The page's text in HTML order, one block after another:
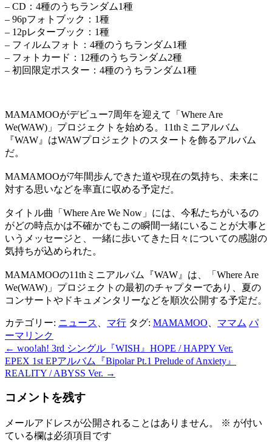
– CD：4種のうちランダム1種
– 96pフォトブック：1種
– 12pレターブック：1種
– フィルムフォト：4種のうちランダム1種
– フォトカード：12種のうちランダム2種
– 初回限定ポスター：4種のうちランダム1種
MAMAMOOがデビュー7周年を迎えて「Where Are
We(WAW)」プロジェクトを始める。11thミニアルバム
『WAW』はWAWプロジェクトのスタートを飾るアルバム
だ。
MAMAMOOが7年間歩んできた道や現在の気持ち、未来に
対する思いなどを率直に収める予定だ。
タイトル曲「Where Are We Now」には、今私たちがいるの
がどの時点かは不確かでもこの瞬間一緒にいることが大事と
いうメッセージと、一緒に歩いてきた日々についての感謝の
気持ちが込められた。
MAMAMOOの11thミニアルバム『WAW』は、「Where Are
We(WAW)」プロジェクトの最初のチャプターであり、夏の
コンサートやドキュメンタリーなどを順次公開する予定だ。
カテゴリー: ニュース マ行 タグ: MAMAMOO ママム パ
ーマリンク
投
稿
ナ
ゲ
← woo!ah! 3rd シングル『WISH』HOPE / HAPPY Ver.
EPEX 1st EPアルバム『Bipolar Pt.1 Prelude of Anxiety』
REALITY / ABYSS Ver. →
コメントを残す
メールアドレスが公開されることはありません。 ※ が付い
ている欄は必須項目です